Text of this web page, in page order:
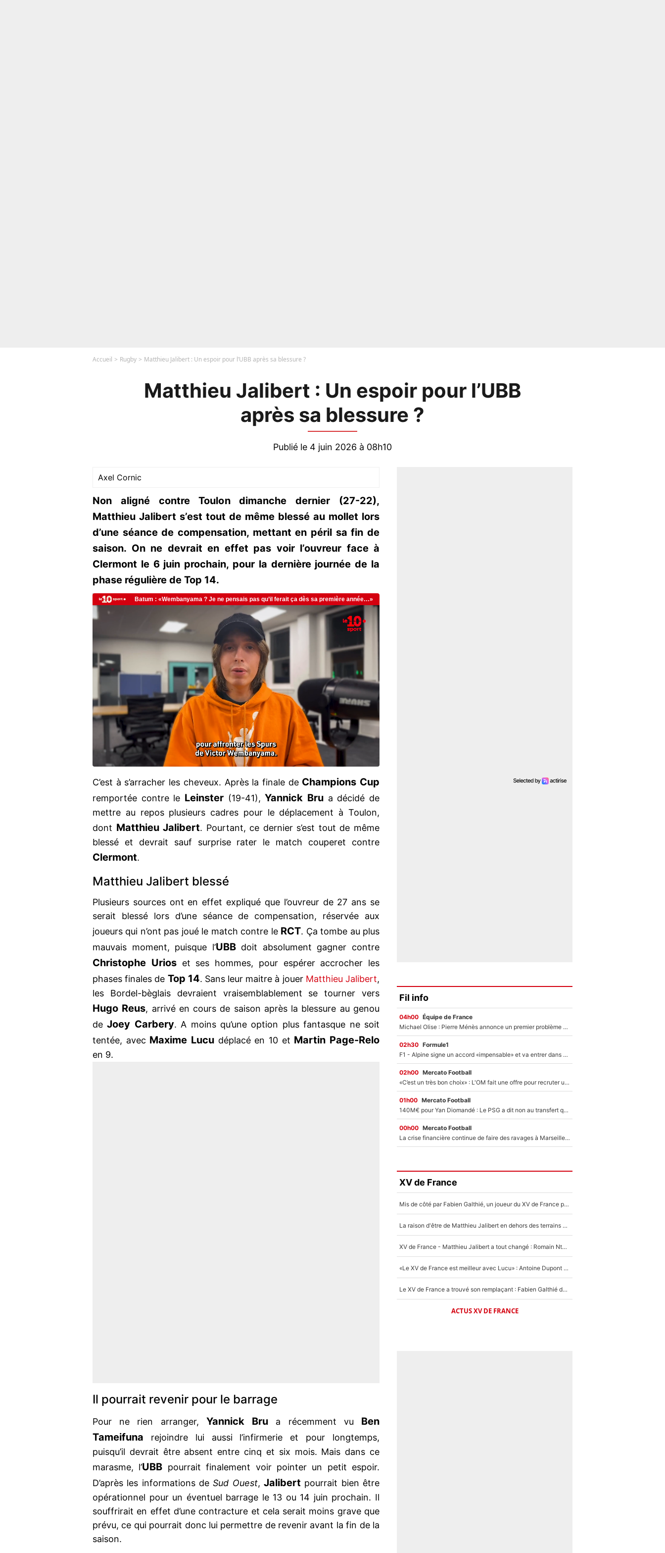
Accueil Rugby Matthieu Jalibert : Un espoir pour l’UBB après sa blessure ?
Matthieu Jalibert : Un espoir pour l’UBB
après sa blessure ?
Publié le 4 juin 2026 à 08h10
Axel Cornic
Non aligné contre Toulon dimanche dernier (27-22),
Matthieu Jalibert s’est tout de même blessé au mollet lors
d’une séance de compensation, mettant en péril sa fin de
saison. On ne devrait en effet pas voir l’ouvreur face à
Clermont le 6 juin prochain, pour la dernière journée de la
phase régulière de Top 14.
C’est à s’arracher les cheveux. Après la finale de Champions Cup
remportée contre le Leinster (19-41), Yannick Bru a décidé de
mettre au repos plusieurs cadres pour le déplacement à Toulon,
dont Matthieu Jalibert. Pourtant, ce dernier s’est tout de même
blessé et devrait sauf surprise rater le match couperet contre
Clermont.
Matthieu Jalibert blessé
Plusieurs sources ont en effet expliqué que l’ouvreur de 27 ans se
serait blessé lors d’une séance de compensation, réservée aux
joueurs qui n’ont pas joué le match contre le RCT. Ça tombe au plus
mauvais moment, puisque l’UBBdoit absolument gagner contre
Christophe Urioset ses hommes, pour espérer accrocher les
phases finales de Top 14. Sans leur maitre à jouer Matthieu Jalibert,
les Bordel-bèglais devraient vraisemblablement se tourner vers
Hugo Reus, arrivé en cours de saison après la blessure au genou
de Joey Carbery. A moins qu’une option plus fantasque ne soit
tentée, avec Maxime Lucu déplacé en 10 et Martin Page-Relo
en 9.
Il pourrait revenir pour le barrage
Pour ne rien arranger, Yannick Bru a récemment vu Ben
Tameifuna rejoindre lui aussi l’infirmerie et pour longtemps,
puisqu’il devrait être absent entre cinq et six mois. Mais dans ce
marasme, l’UBB pourrait finalement voir pointer un petit espoir.
D’après les informations deSud Ouest,Jalibert pourrait bien être
opérationnel pour un éventuel barrage le 13 ou 14 juin prochain. Il
souffrirait en effet d’une contracture et cela serait moins grave que
prévu, ce qui pourrait donc lui permettre de revenir avant la fin de la
saison.
Fil info
04h00 Équipe de France
Michael Olise : Pierre Ménès annonce un premier problème pour Zinedine Zidane en équipe de France
02h30 Formule1
F1 - Alpine signe un accord «impensable» et va entrer dans une nouvelle dimension : Grande nouvelle pour Pierre Gasly !
02h00 Mercato Football
«C’est un très bon choix» : L'OM fait une offre pour recruter un ancien joueur du PSG... et c'est validé dans l'After Foot !
01h00 Mercato Football
140M€ pour Yan Diomandé : Le PSG a dit non au transfert qui bat tous les records sur le mercato
00h00 Mercato Football
La crise financière continue de faire des ravages à Marseille : L’OM a placé 12 joueurs sur le marché des transferts… et ça pourrait lui rapporter près de 100M€ !
XV de France
Mis de côté par Fabien Galthié, un joueur du XV de France partage sa frustration : «ils ne me l’ont pas dit tout de suite»
La raison d'être de Matthieu Jalibert en dehors des terrains de rugby : «Ça m'atteint autant que si tu touches à un membre de ma famille»
XV de France - Matthieu Jalibert a tout changé : Romain Ntamack doit-il s’inquiéter pour sa place à un an de la Coupe du monde ?
«Le XV de France est meilleur avec Lucu» : Antoine Dupont doit-il s’inquiéter pour sa place ?
Le XV de France a trouvé son remplaçant : Fabien Galthié doit-il se passer d'Antoine Dupont ?
ACTUS XV DE FRANCE